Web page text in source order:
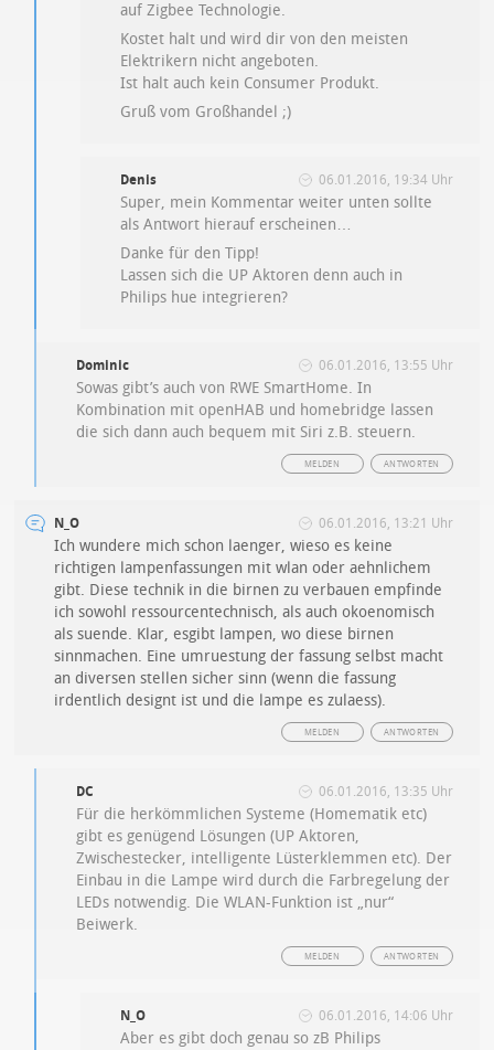
auf Zigbee Technologie.
Kostet halt und wird dir von den meisten
Elektrikern nicht angeboten.
Ist halt auch kein Consumer Produkt.
Gruß vom Großhandel ;)
Denis 06.01.2016, 19:34 Uhr
Super, mein Kommentar weiter unten sollte
als Antwort hierauf erscheinen…
Danke für den Tipp!
Lassen sich die UP Aktoren denn auch in
Philips hue integrieren?
Dominic 06.01.2016, 13:55 Uhr
Sowas gibt’s auch von RWE SmartHome. In
Kombination mit openHAB und homebridge lassen
die sich dann auch bequem mit Siri z.B. steuern.
ANTWORTEN
MELDEN
N_O 06.01.2016, 13:21 Uhr
Ich wundere mich schon laenger, wieso es keine
richtigen lampenfassungen mit wlan oder aehnlichem
gibt. Diese technik in die birnen zu verbauen empfinde
ich sowohl ressourcentechnisch, als auch okoenomisch
als suende. Klar, esgibt lampen, wo diese birnen
sinnmachen. Eine umruestung der fassung selbst macht
an diversen stellen sicher sinn (wenn die fassung
irdentlich designt ist und die lampe es zulaess).
ANTWORTEN
MELDEN
DC 06.01.2016, 13:35 Uhr
Für die herkömmlichen Systeme (Homematik etc)
gibt es genügend Lösungen (UP Aktoren,
Zwischestecker, intelligente Lüsterklemmen etc). Der
Einbau in die Lampe wird durch die Farbregelung der
LEDs notwendig. Die WLAN-Funktion ist „nur“
Beiwerk.
ANTWORTEN
MELDEN
N_O 06.01.2016, 14:06 Uhr
Aber es gibt doch genau so zB Philips